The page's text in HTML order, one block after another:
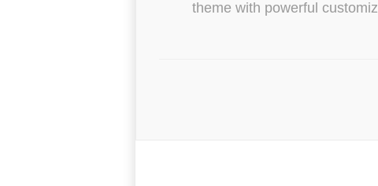
theme with powerful